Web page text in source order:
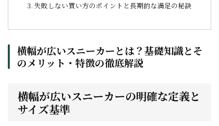
失敗しない買い方のポイントと長期的な満足の秘訣
横幅が広いスニーカーとは？基礎知識とそ
のメリット・特徴の徹底解説
横幅が広いスニーカーの明確な定義と
サイズ基準